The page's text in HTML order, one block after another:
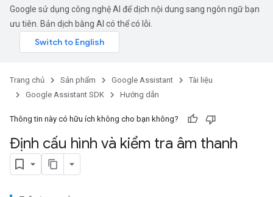
Google sử dụng công nghệ AI để dịch nội dung sang ngôn ngữ bạn
ưu tiên. Bản dịch bằng AI có thể có lỗi.
Trang chủ Sản phẩm Google Assistant
Tài liệu
Google Assistant SDK
Hướng dẫn
Thông tin này có hữu ích không cho bạn không?
Định cấu hình và kiểm tra âm thanh